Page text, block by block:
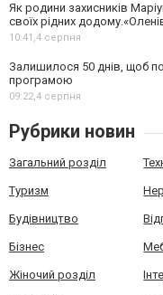
Як родини захисників
своїх рідних
10:41,4 серпня
Залишилося 50 днів, щоб
програмою
09:22,4 серпня
Рубрики новин
Загальний розділ
Туризм
Будівництво
Бізнес
Жіночий розділ